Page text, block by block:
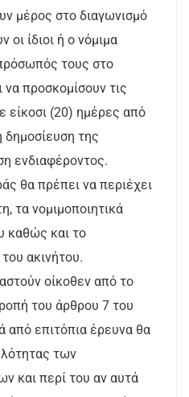
μέρος στο διαγωνισμό
ίδιοι ή ο νόμιμα
τους στο
προσκομίσουν τις
είκοσι (20) ημέρες από
δημοσίευση της
ενδιαφέροντος.
θα πρέπει να περιέχει
τα νομιμοποιητικά
καθώς και το
ακινήτου.
οίκοθεν από το
του άρθρου 7 του
από επιτόπια έρευνα θα
των
και περί του αν αυτά